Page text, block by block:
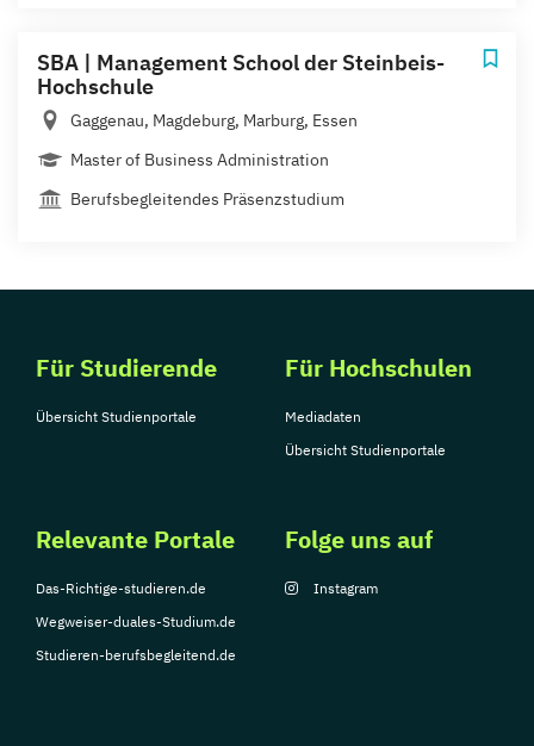
SBA | Management School der Steinbeis-
Hochschule
Gaggenau, Magdeburg, Marburg, Essen
Master of Business Administration
Berufsbegleitendes Präsenzstudium
Für Studierende
Übersicht Studienportale
Für Hochschulen
Mediadaten
Übersicht Studienportale
Relevante Portale
Das-Richtige-studieren.de
Wegweiser-duales-Studium.de
Studieren-berufsbegleitend.de
Folge uns auf
Instagram